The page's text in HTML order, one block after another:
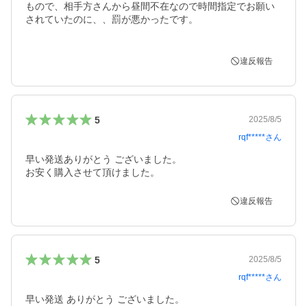
もので、相手方さんから昼間不在なので時間指定でお願い
されていたのに、、罰が悪かったです。
違反報告
5
2025/8/5
rqf*****さん
早い発送ありがとう ございました。
お安く購入させて頂けました。
違反報告
5
2025/8/5
rqf*****さん
早い発送 ありがとう ございました。